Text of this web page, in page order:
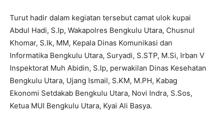
Turut hadir dalam kegiatan tersebut camat ulok kupai
Abdul Hadi, S.Ip, Wakapolres Bengkulu Utara, Chusnul
Khomar, S.Ik, MM, Kepala Dinas Komunikasi dan
Informatika Bengkulu Utara, Suryadi, S.STP, M.Si, Irban V
Inspektorat Muh Abidin, S.Ip, perwakilan Dinas Kesehatan
Bengkulu Utara, Ujang Ismail, S.KM, M.PH, Kabag
Ekonomi Setdakab Bengkulu Utara, Novi Indra, S.Sos,
Ketua MUI Bengkulu Utara, Kyai Ali Basya.